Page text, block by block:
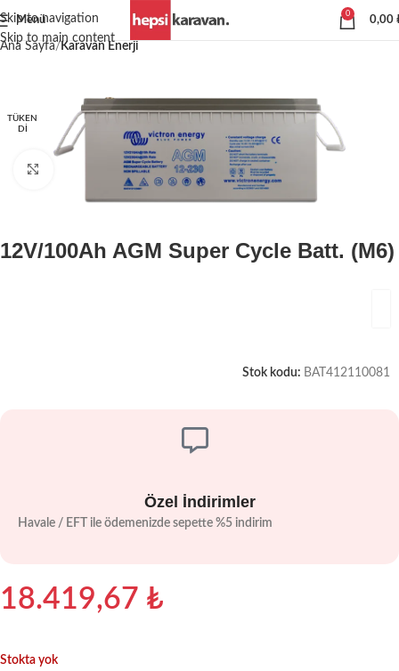
Skip to navigation
Skip to main content
Menü
0
0,00
Ana Sayfa Karavan Enerji
TÜKEN
DI
Büyütmek için tıklayın
12V/100Ah AGM Super Cycle Batt. (M6)
Stok kodu: BAT412110081
Özel İndirimler
Havale / EFT ile ödemenizde sepette %5 indirim
18.419,67 ₺
Stokta yok